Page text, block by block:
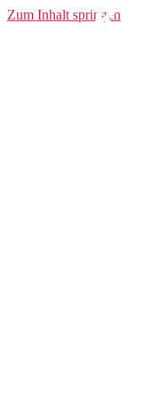
Zum Inhalt springen